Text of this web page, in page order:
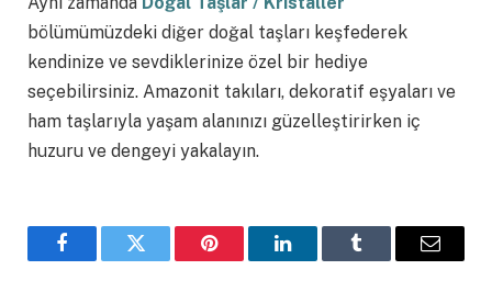
bölümümüzdeki diğer doğal taşları keşfederek
kendinize ve sevdiklerinize özel bir hediye
seçebilirsiniz. Amazonit takıları, dekoratif eşyaları ve
ham taşlarıyla yaşam alanınızı güzelleştirirken iç
huzuru ve dengeyi yakalayın.
FacebookTwitter Pinterest LinkedInTumblr Email